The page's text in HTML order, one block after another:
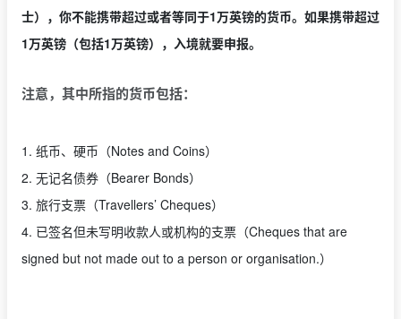
士），你不能携带超过或者等同于1万英镑的货币。如果携带超过
1万英镑（包括1万英镑），入境就要申报。
注意，其中所指的货币包括：
1. 纸币、硬币（Notes and Coins）
2. 无记名债券（Bearer Bonds）
3. 旅行支票（Travellers’ Cheques）
4. 已签名但未写明收款人或机构的支票（Cheques that are
signed but not made out to a person or organisation.）